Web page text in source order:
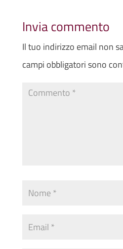
Invia commento
Il tuo indirizzo email non
campi obbligatori sono